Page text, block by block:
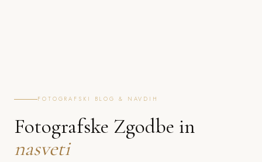
FOTOGRAFSKI BLOG & NAVDIH
Fotografske Zgodbe in
nasveti